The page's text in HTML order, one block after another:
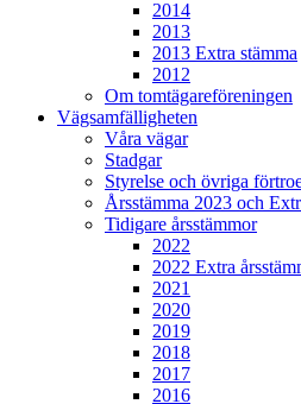
2014
2013
2013 Extra stämma
2012
Om tomtägareföreningen
Vägsamfälligheten
Våra vägar
Stadgar
Styrelse och övriga
Årsstämma 2023 och
Tidigare årsstämmor
2022
2022 Extra
2021
2020
2019
2018
2017
2016